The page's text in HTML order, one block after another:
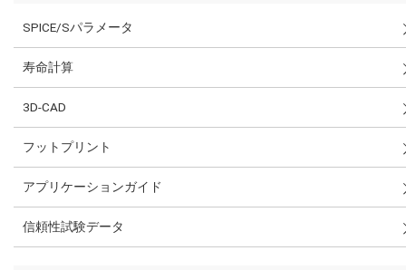
SPICE/Sパラメータ
寿命計算
3D-CAD
フットプリント
アプリケーションガイド
信頼性試験データ